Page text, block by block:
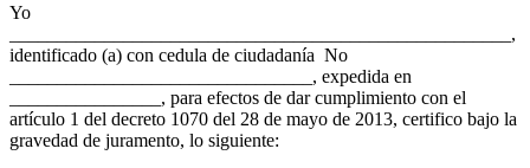
Yo
_____________________________________________________,
identificado (a) con cedula de ciudadanía No
________________________________, expedida en
________________, para efectos de dar cumplimiento con el
artículo 1 del decreto 1070 del 28 de mayo de 2013, certifico bajo la
gravedad de juramento, lo siguiente: